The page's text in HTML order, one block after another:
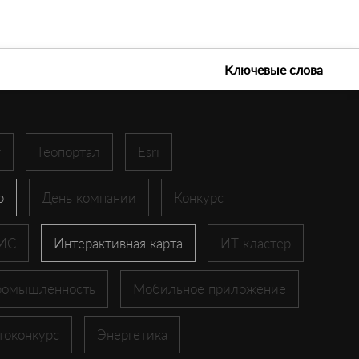
Ключевые слова
Геопортал Esri
День компании Конкурс
Интерактивная карта ИТ-кластер
Мобильное приложение
Энергетика